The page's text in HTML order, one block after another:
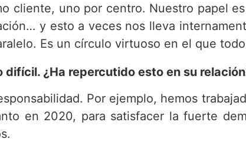
cliente, uno por centro. Nuestro papel
y esto a veces nos lleva
Es un círculo virtuoso en el que
¿Ha repercutido esto en su
Por ejemplo, hemos
en 2020, para satisfacer la fuerte